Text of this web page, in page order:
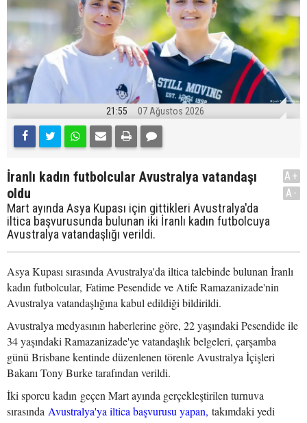
21:55 07 Ağustos 2026
İranlı kadın futbolcular Avustralya vatandaşı
oldu
Mart ayında Asya Kupası için gittikleri Avustralya'da
iltica başvurusunda bulunan iki İranlı kadın futbolcuya
Avustralya vatandaşlığı verildi.
A+
A-
Asya Kupası sırasında Avustralya'da iltica talebinde bulunan İranlı
kadın futbolcular, Fatime Pesendide ve Atife Ramazanizade'nin
Avustralya vatandaşlığına kabul edildiği bildirildi.
Avustralya medyasının haberlerine göre, 22 yaşındaki Pesendide ile
34 yaşındaki Ramazanizade'ye vatandaşlık belgeleri, çarşamba
günü Brisbane kentinde düzenlenen törenle Avustralya İçişleri
Bakanı Tony Burke tarafından verildi.
İki sporcu kadın geçen Mart ayında gerçekleştirilen turnuva
sırasında Avustralya'ya iltica başvurusu yapan, takımdaki yedi